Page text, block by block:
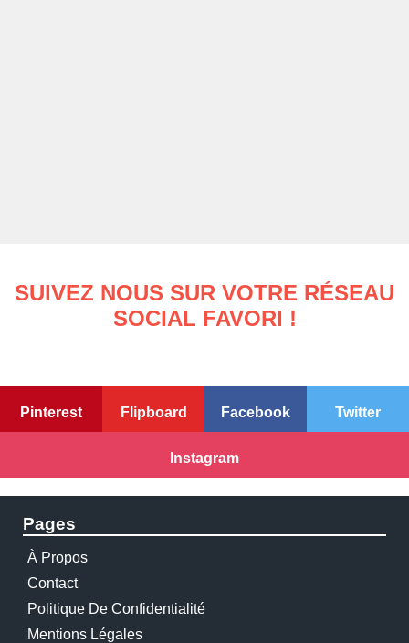
SUIVEZ NOUS SUR VOTRE RÉSEAU
SOCIAL FAVORI !
Pinterest Flipboard Facebook Twitter
Instagram
Pages
À Propos
Contact
Politique De Confidentialité
Mentions Légales